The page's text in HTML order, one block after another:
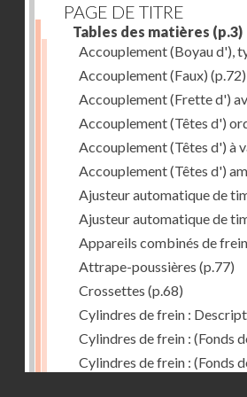
PAGE DE TITRE
Tables des matières (p.3)
Accouplement (Boyau d'),
Accouplement (Faux) (p.72)
Accouplement (Frette d')
Accouplement (Têtes d')
Accouplement (Têtes d') à
Accouplement (Têtes d')
Ajusteur automatique de
Ajusteur automatique de
Appareils combinés de
Attrape-poussières (p.77)
Crossettes (p.68)
Cylindres de frein :
Cylindres de frein : (Fonds
Cylindres de frein : (Fonds